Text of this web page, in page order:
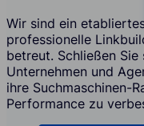
Wir sind ein
professionelle
betreut. Schließen
Unternehmen und
ihre Suchmaschinen-
Performance zu